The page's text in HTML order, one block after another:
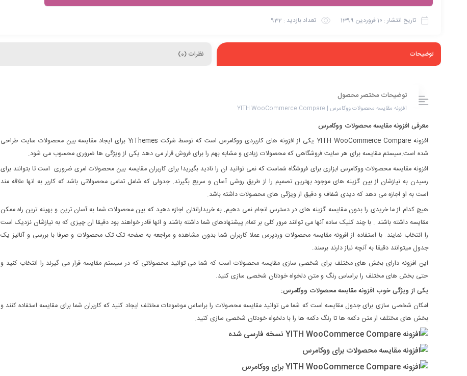
تاریخ انتشار : 10 فروردین 1399 تعداد بازدید : 932
توضیحات نظرات (0)
توضیحات مختصر محصول
افزونه مقایسه محصولات ووکامرس | YITH WooCommerce Compare
معرفی افزونه مقایسه محصولات ووکامرس
افزونه YITH WooCommerce Compare یکی از افزونه های کاربردی ووکامرس است که توسط شرکت YiThemes برای ایجاد مقایسه بین محصولات سایت طراحی
شده است.سیستم مقایسه برای هر سایت فروشگاهی که محصولات زیادی و مشابه بهم را برای فروش قرار می دهد یکی از ویژگی ها ضروری محسوب می شود.
افزونه مقایسه محصولات ووکامرس ابزاری برای فروشگاه شماست که نمی توانید ان را نادید بگیرید! برای کاربران مقایسه بین محصولات امری ضروری است تا بتوانند برای
رسیدن به نیازشان از بین گزینه های موجود بهترین تصمیم را از طریق روشی آسان و سریع بگیرند. جدولی که شامل تمامی محصولاتی باشد که کاربر به انها علاقه مند
است به او اجازه می دهد که دیدی شفاف و دقیق از ویژگی های محصولات داشته باشد.
هیچ کدام از ما خریدی را بدون مقایسه گزینه های در دسترس انجام نمی دهیم. به خریدارانتان اجازه دهید که بین محصولات شما به آسان ترین و بهینه ترین راه ممکن
مقایسه داشته باشند . با چند کلیک ساده آنها می توانند مرور کلی بر تمام پیشنهادهای شما داشته باشند و انها قادر خواهند بود دقیقا ان چیزی که به نیازشان نزدیک است
را انتخاب نمایند. با استفاده از افرونه مقایسه محصولات وردپرس عملا کاربران شما بدون مشاهده و مراجعه به صفحه تک تک محصولات و صرفا با بررسی و آنالیز یک
جدول میتوانند دقیقا به آنچه نیاز دارند برسند.
این افزونه دارای بخش های مختلف برای شخصی سازی مقایسه محصولات است که شما می توانید محصولاتی که در سیستم مقایسه قرار می گیرند را انتخاب کنید و
حتی بخش های مختلف را براساس رنگ و متن دلخواه خودتان شخصی سازی کنید.
یکی از ویژگی خوب افزونه مقایسه محصولات ووکامرس:
امکان شخصی سازی برای جدول مقایسه است که شما می توانید مقایسه محصولات را براساس موضوعات مختلف ایجاد کنید که کاربران شما برای مقایسه استفاده کنند و
بخش های مختلف از متن دکمه ها تا رنگ دکمه ها را با دلخواه خودتان شخصی سازی کنید.